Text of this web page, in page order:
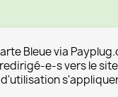
Bleue via
e-s vers le